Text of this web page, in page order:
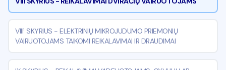
VIII¹ SKYRIUS - ELEKTRINIŲ MIKROJUDUMO PRIEMONIŲ
VAIRUOTOJAMS TAIKOMI REIKALAVIMAI IR DRAUDIMAI